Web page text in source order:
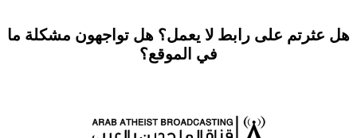
هل عثرتم على رابط لا يعمل؟ هل تواجهون مشكلة ما
في الموقع؟